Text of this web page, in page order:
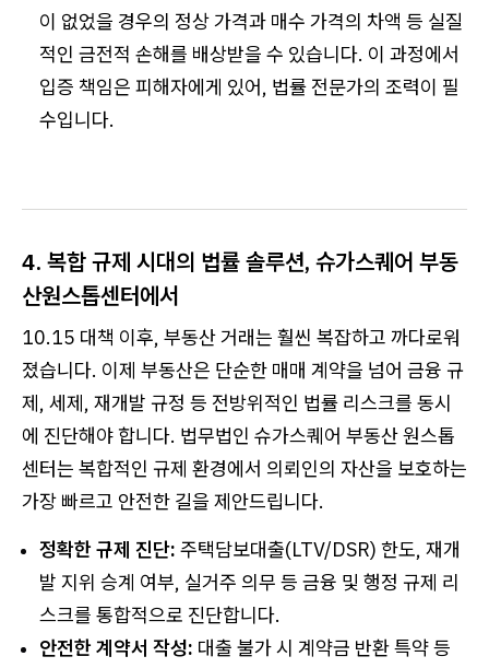
이 없었을 경우의 정상 가격과 매수 가격의 차액 등 실질
적인 금전적 손해를 배상받을 수 있습니다. 이 과정에서
입증 책임은 피해자에게 있어, 법률 전문가의 조력이 필
수입니다.
4. 복합 규제 시대의 법률 솔루션, 슈가스퀘어 부동
산원스톱센터에서
10.15 대책 이후, 부동산 거래는 훨씬 복잡하고 까다로워
졌습니다. 이제 부동산은 단순한 매매 계약을 넘어 금융 규
제, 세제, 재개발 규정 등 전방위적인 법률 리스크를 동시
에 진단해야 합니다. 법무법인 슈가스퀘어 부동산 원스톱
센터는 복합적인 규제 환경에서 의뢰인의 자산을 보호하는
가장 빠르고 안전한 길을 제안드립니다.
정확한 규제 진단: 주택담보대출(LTV/DSR) 한도, 재개
발 지위 승계 여부, 실거주 의무 등 금융 및 행정 규제 리
스크를 통합적으로 진단합니다.
안전한 계약서 작성: 대출 불가 시 계약금 반환 특약 등